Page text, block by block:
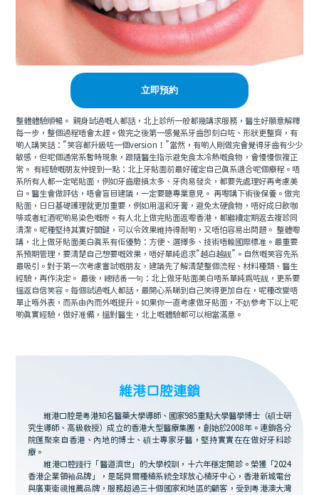
立即預約
整體體驗順暢。 親身試過嘅人都話，北上診所一般都幾講求服務，醫生好願意解釋
每一步，整個過程唔會太趕。做完之後第一感覺系牙齒即刻白咗、形狀更整齊，有
啲人講笑話：“笑容都升級咗一個version！”當然，有啲人剛做完會覺得牙齒有少少
敏感，但呢個通常系暫時現象，跟隨醫生指示避免食太冷熱嘅食物，會慢慢恢複正
常。 有經驗嘅朋友仲提到一點：北上牙貼面前最好確定自己真系適合呢個療程。唔
系所有人都一定啱貼面，例如牙齒磨損太多、牙肉易發炎，都要先處理好再考慮美
白。醫生會做評估，唔會盲目建議，一定要聽專業意見。 再嚟講下術後保養。做完
貼面，日日基礎護理就更加重要，例如用溫和牙膏，避免太硬食物，唔好成日飲咖
啡或者紅酒呢啲易染色嘅嘢。有人北上做完貼面返嚟香港，都繼續定期返去複診同
清潔。呢種堅持其實好關鍵，可以令效果維持得耐啲，又唔怕容易出問題。 整體嚟
講，北上做牙貼面美白真系有佢優勢：方便、選擇多、技術唔輸國際標准。最重要
系預期管理，要清楚自己想要嘅效果，唔好單純追求“越白越靓”。自然嘅笑容先系
最吸引。對于第一次考慮嘗試嘅朋友，建議先了解清楚整個流程、材料種類、醫生
經驗，再作決定。 最後，總結番一句：北上做牙貼面美白唔系單純爲咗靓，更系要
搵返自信笑容。每個試過嘅人都話，最開心系睇到自己笑得更加自在，呢種改變唔
單止喺外表，而系由內而外嘅提升。如果你一直考慮做牙貼面，不妨參考下以上呢
啲真實經驗，做好准備，搵對醫生，北上嘅體驗都可以相當滿意。
維港口腔連鎖
維港口腔是粵港知名醫藥大學導師、國家985重點大學醫學博士（碩士研
究生導師、高級教授）成立的香港大型醫療集團，創始於2008年。連鎖各分
院匯聚來自香港、內地的博士、碩士專家牙醫，堅持實實在在做好牙科診
療。
維港口腔踐行「醫道濟世」的大學校訓，十六年穩定開診。榮獲「2024
香港企業領袖品牌」，是諾貝爾種植系統全球放心植牙中心，香港新城電台
與廣東衛視推薦品牌，服務超過三十個國家和地區的顧客，受到粵港澳大灣